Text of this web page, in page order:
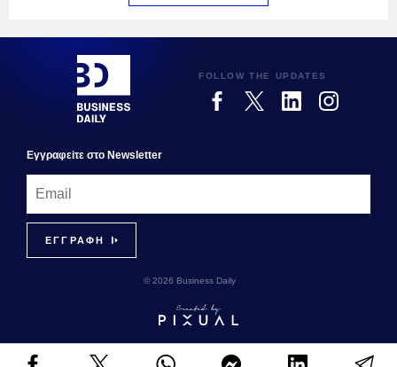
FOLLOW THE UPDATES
Εγγραφεiτε στο Newsletter
© 2026 Business Daily